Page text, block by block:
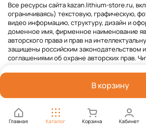
В корзину
Главная Каталог Корзина Кабинет
Все ресурсы сайта kazan.lithium-store.ru,
ограничиваясь) текстовую, графическую,
видео информацию, структуру, дизайн и
доменное имя, фирменное наименование
авторского права и прав на
защищены российским законодательством
соглашениями об охране авторских прав.